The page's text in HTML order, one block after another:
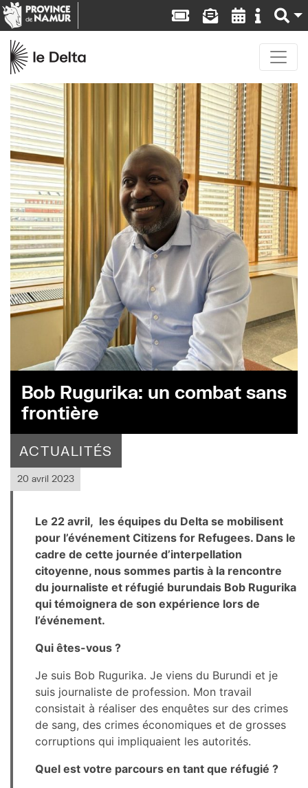
Bob Rugurika: un combat sans
frontière
ACTUALITÉS
20 avril 2023
Le 22 avril, les équipes du Delta se mobilisent
pour l’événement Citizens for Refugees. Dans le
cadre de cette journée d’interpellation
citoyenne, nous sommes partis à la rencontre
du journaliste et réfugié burundais Bob Rugurika
qui témoignera de son expérience lors de
l’événement.
Qui êtes-vous ?
Je suis Bob Rugurika. Je viens du Burundi et je
suis journaliste de profession. Mon travail
consistait à réaliser des enquêtes sur des crimes
de sang, des crimes économiques et de grosses
corruptions qui impliquaient les autorités.
Quel est votre parcours en tant que réfugié ?